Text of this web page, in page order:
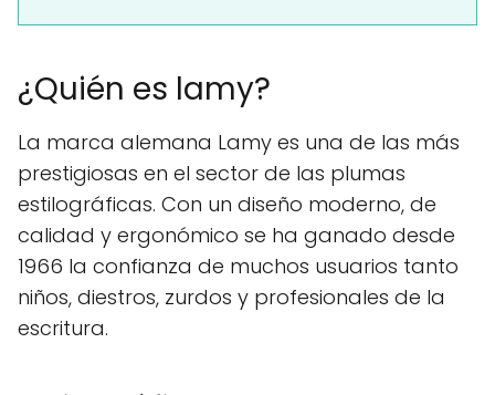
¿Quién es lamy?
La marca alemana Lamy es una de las más
prestigiosas en el sector de las plumas
estilográficas. Con un diseño moderno, de
calidad y ergonómico se ha ganado desde
1966 la confianza de muchos usuarios tanto
niños, diestros, zurdos y profesionales de la
escritura.